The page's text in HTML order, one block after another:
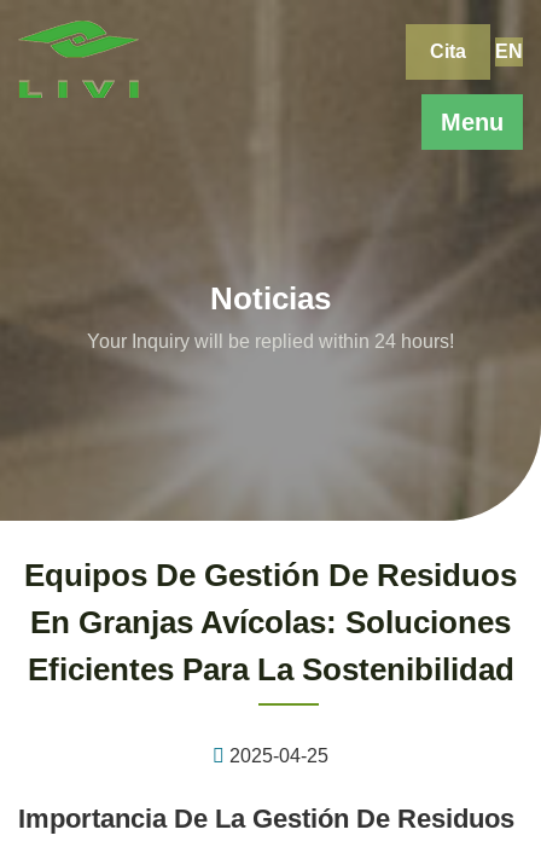
Menu
Cita EN
Noticias
Your Inquiry will be replied within 24 hours!
Equipos De Gestión De Residuos
En Granjas Avícolas: Soluciones
Eficientes Para La Sostenibilidad
2025-04-25
Importancia De La Gestión De Residuos